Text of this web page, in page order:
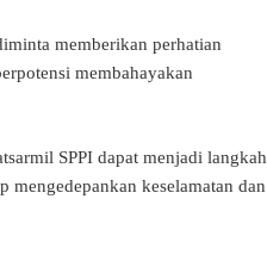
memberikan perhatian
membahayakan
SPPI dapat menjadi langkah
mengedepankan keselamatan dan